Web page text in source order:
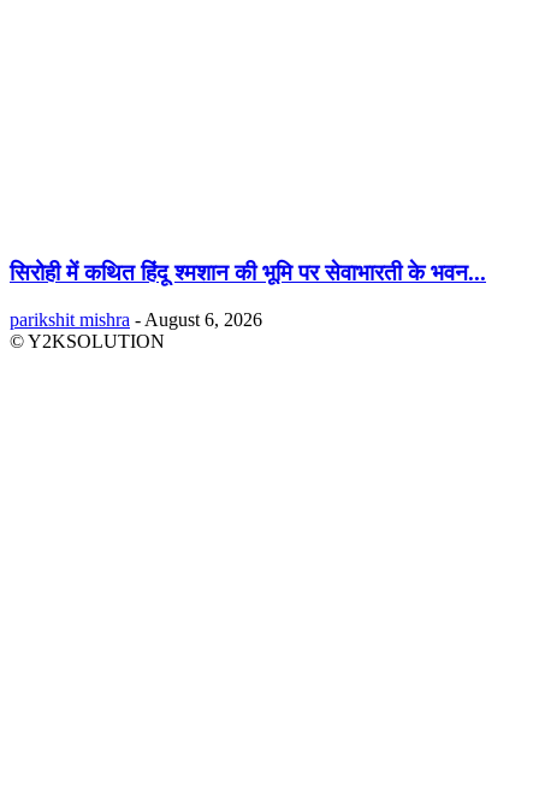
सिरोही में कथित हिंदू श्मशान की भूमि पर सेवाभारती के भवन...
parikshit mishra - August 6, 2026
© Y2KSOLUTION